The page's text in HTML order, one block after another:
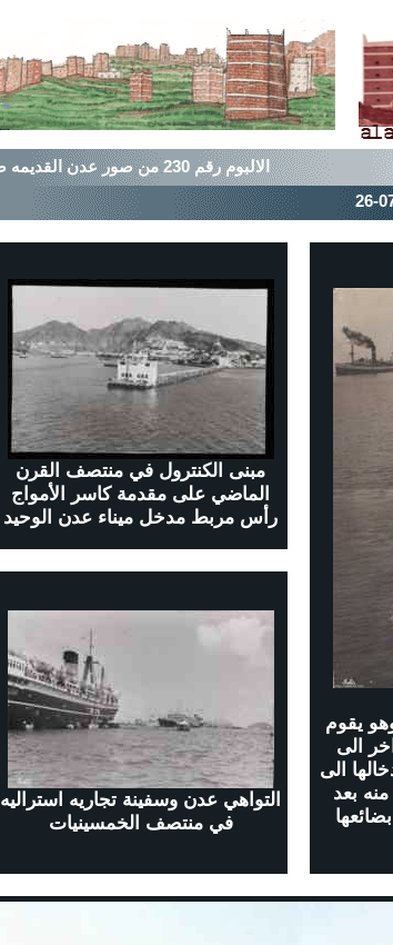
الالبوم رقم 230 من صور عدن القديمه صور من ميناء عدن منذ منتصف القرن الماضي
26-
مبنى الكنترول في منتصف القرن
الماضي على مقدمة كاسر الأمواج
رأس مربط مدخل ميناء عدن الوحيد
يقوم
الى
الى
منه بعد
التواهي عدن وسفينة تجاريه استراليه
في منتصف الخمسينيات